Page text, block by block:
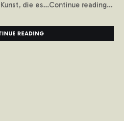
die es...Continue reading...
READING